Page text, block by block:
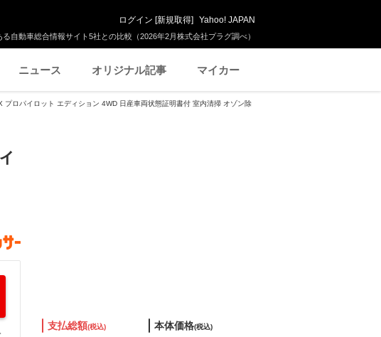
自動車総合情報サイト5社との比較（2026年2月株式会社プラグ調べ）
ログイン [新規取得] Yahoo! JAPAN
ニュース オリジナル記事 マイカー
プロパイロット エディション 4WD 日産車両状態証明書付 室内清掃 オゾン除
支払総額(税込) 本体価格(税込)